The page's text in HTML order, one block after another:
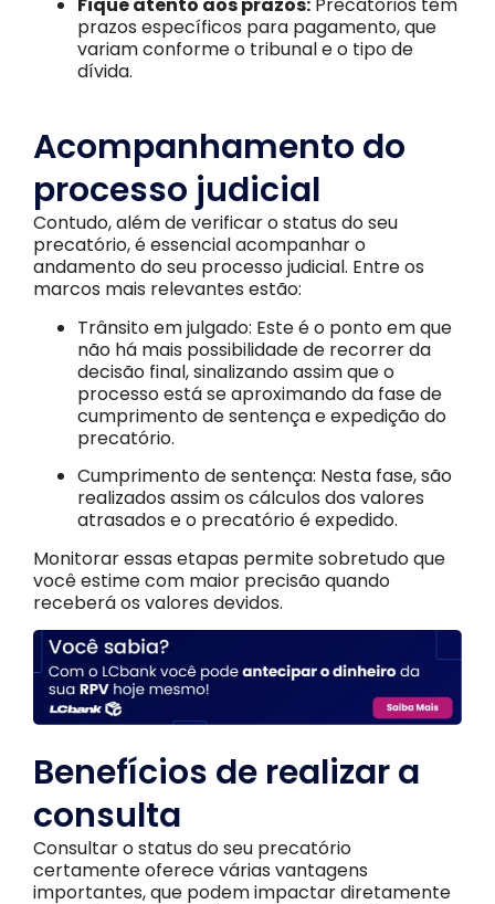
Fique atento aos prazos: Precatórios têm
prazos específicos para pagamento, que
variam conforme o tribunal e o tipo de
dívida.
Acompanhamento do
processo judicial
Contudo, além de verificar o status do seu
precatório, é essencial acompanhar o
andamento do seu processo judicial. Entre os
marcos mais relevantes estão:
Trânsito em julgado: Este é o ponto em que
não há mais possibilidade de recorrer da
decisão final, sinalizando assim que o
processo está se aproximando da fase de
cumprimento de sentença e expedição do
precatório.
Cumprimento de sentença: Nesta fase, são
realizados assim os cálculos dos valores
atrasados e o precatório é expedido.
Monitorar essas etapas permite sobretudo que
você estime com maior precisão quando
receberá os valores devidos.
Benefícios de realizar a
consulta
Consultar o status do seu precatório
certamente oferece várias vantagens
importantes, que podem impactar diretamente